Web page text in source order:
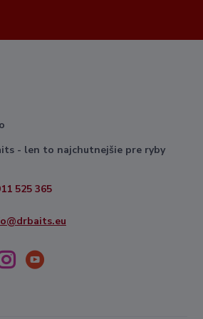
- len to najchutnejšie pre ryby
525 365